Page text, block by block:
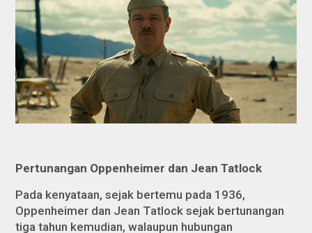
Pertunangan Oppenheimer dan Jean Tatlock
Pada kenyataan, sejak bertemu pada 1936,
Oppenheimer dan Jean Tatlock sejak bertunangan
tiga tahun kemudian, walaupun hubungan